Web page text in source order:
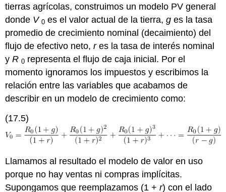
tierras agrícolas, construimos un modelo PV general
donde V 0 es el valor actual de la tierra,g es la tasa
promedio de crecimiento nominal (decaimiento) del
flujo de efectivo neto,res la tasa de interés nominal
yR 0 representa el flujo de caja inicial. Por el
momento ignoramos los impuestos y escribimos la
relación entre las variables que acabamos de
describir en un modelo de crecimiento como:
(17.5)
Llamamos al resultado el modelo de valor en uso
porque no hay ventas ni compras implícitas.
Supongamos que reemplazamos (1 +r) con el lado